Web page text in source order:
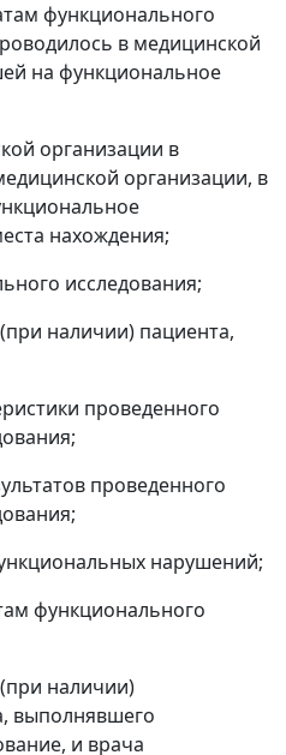
функционального
в медицинской
на функциональное
организации в
организации, в
нахождения;
исследования;
наличии) пациента,
проведенного
проведенного
нарушений;
функционального
наличии)
выполнявшего
и врача